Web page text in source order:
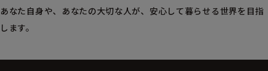
あなた自身や、あなたの大切な人が、安心して暮らせる世界を目指
します。